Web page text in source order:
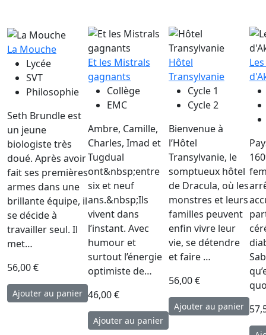
La Mouche
Lycée
SVT
Philosophie
Seth Brundle est
un jeune
biologiste très
doué. Après avoir
fait ses premières
armes dans une
brillante équipe, il
se décide à
travailler seul. Il
met…
56,00 €
Et les Mistrals
gagnants
Collège
EMC
Ambre, Camille,
Charles, Imad et
Tugdual
ont&nbsp;entre
six et neuf
ans.&nbsp;Ils
vivent dans
l’instant. Avec
humour et
surtout l’énergie
optimiste de…
46,00 €
Hôtel
Transylvanie
Cycle 1
Cycle 2
Bienvenue à
l’Hôtel
Transylvanie, le
somptueux hôtel
de Dracula, où les
monstres et leurs
familles peuvent
enfin vivre leur
vie, se détendre
et faire …
56,00 €